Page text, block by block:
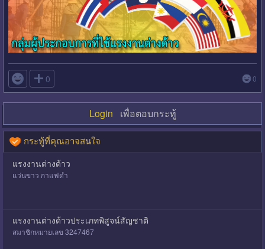
 0 0
Login เพื่อตอบกระทู้
กระทู้ที่คุณอาจสนใจ
แรงงานต่างด้าว
แว่นขาว กาแฟดำ
แรงงานต่างด้าวประเภทพิสูจน์สัญชาติ
สมาชิกหมายเลข 3247467